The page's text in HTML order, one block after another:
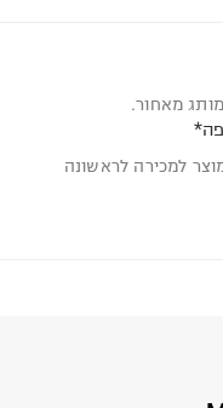
מאחור.
למכירה לראשונה